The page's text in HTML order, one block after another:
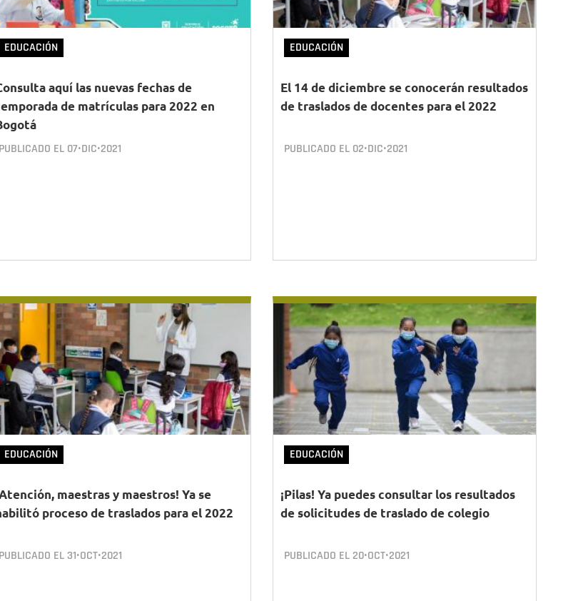
EDUCACIÓN
aquí las nuevas fechas de
de matrículas para 2022 en
PUBLICADO EL 07•DIC•2021
EDUCACIÓN
El 14 de diciembre se conocerán resultados
de traslados de docentes para el 2022
PUBLICADO EL 02•DIC•2021
EDUCACIÓN
maestras y maestros! Ya se
proceso de traslados para el 2022
PUBLICADO EL 31•OCT•2021
EDUCACIÓN
¡Pilas! Ya puedes consultar los resultados
de solicitudes de traslado de colegio
PUBLICADO EL 20•OCT•2021